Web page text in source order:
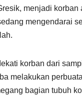
menjadi korban
mengendarai
korban dari
melakukan
bagian tubuh